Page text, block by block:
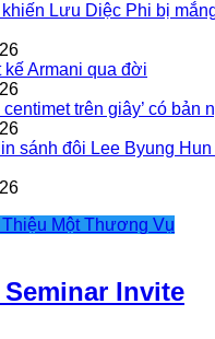
Lưu Diệc Phi bị
kế Armani qua đời
centimet trên giây’ có bản
sánh đôi Lee Byung
Một Thương Vụ
Invite